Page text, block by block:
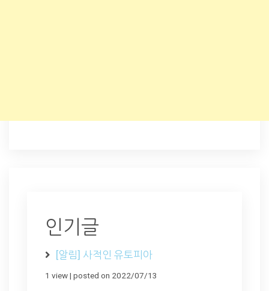
인기글
[알림] 사적인 유토피아
1 view| posted on 2022/07/13